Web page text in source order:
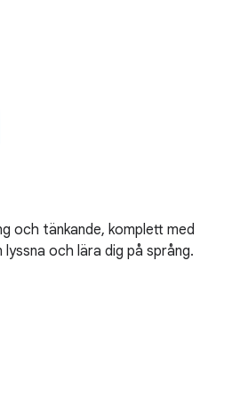
och tänkande, komplett med
och lära dig på språng.